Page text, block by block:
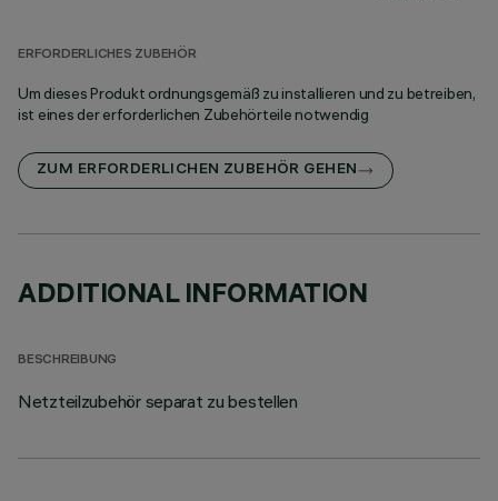
ERFORDERLICHES ZUBEHÖR
Um dieses Produkt ordnungsgemäß zu installieren und zu betreiben,
ist eines der erforderlichen Zubehörteile notwendig
ZUM ERFORDERLICHEN ZUBEHÖR GEHEN
ADDITIONAL INFORMATION
BESCHREIBUNG
Netzteilzubehör separat zu bestellen